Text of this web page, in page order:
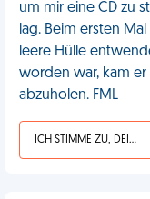
um mir eine CD zu
lag. Beim ersten
leere Hülle
worden war, kam
abzuholen. FML
ICH STIMME ZU, DEIN LEBEN IST SCHEISSE